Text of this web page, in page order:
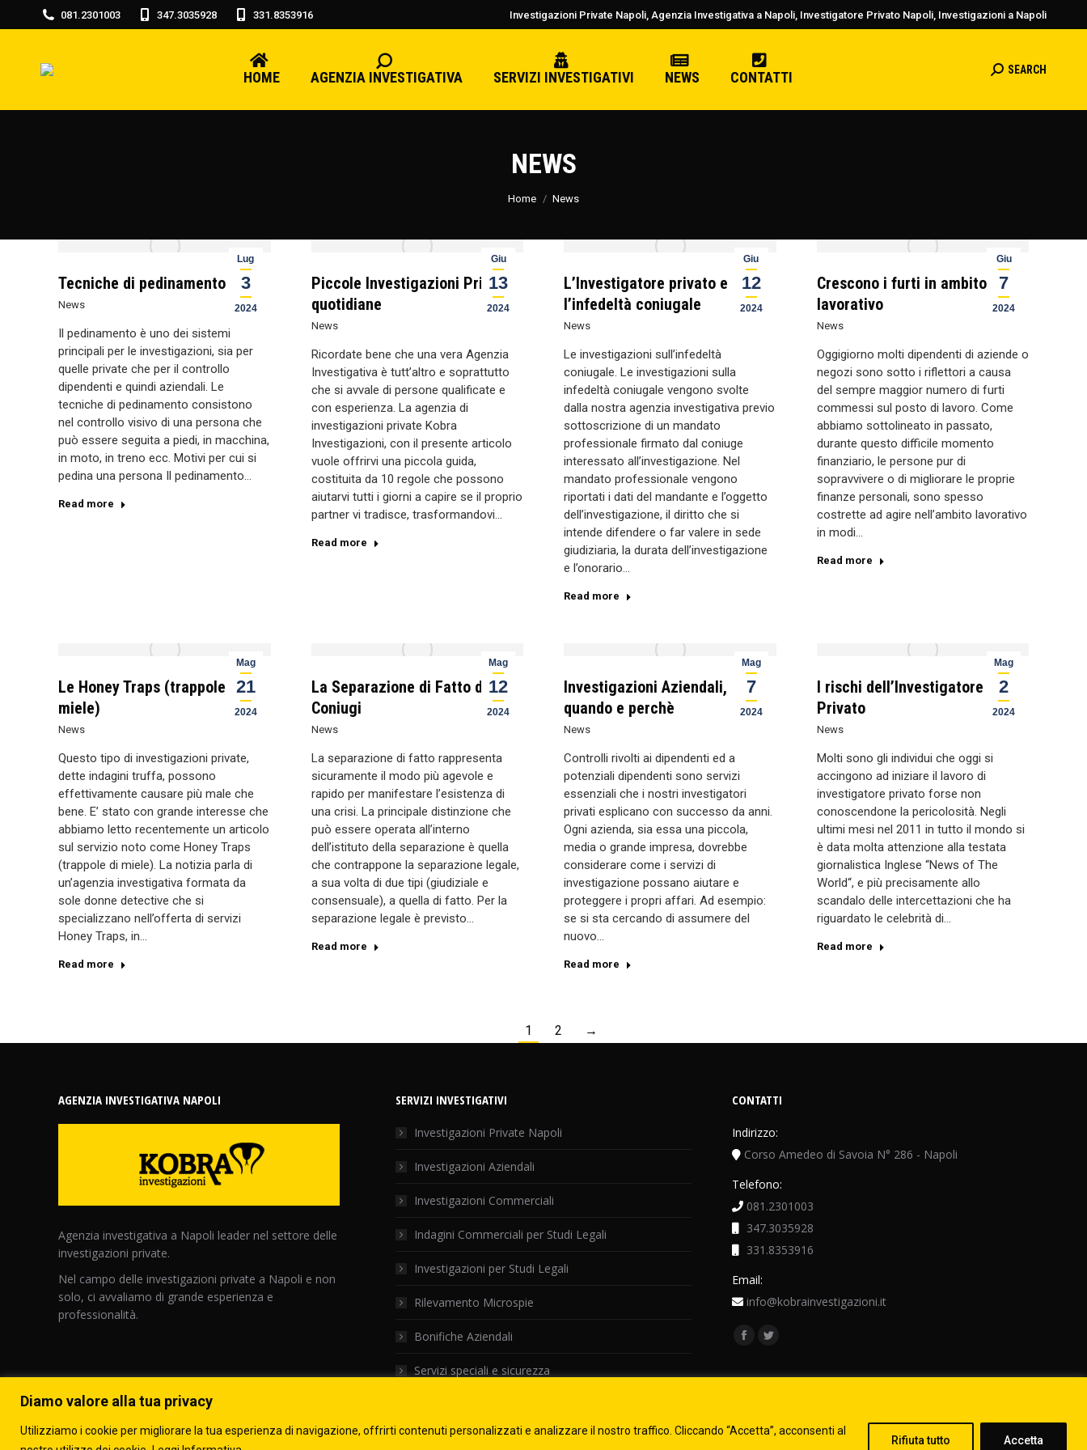
Diamo valore alla tua privacy
Utilizziamo i cookie per migliorare la tua esperienza di navigazione, offrirti contenuti personalizzati e analizzare il nostro traffico. Cliccando “Accetta”, acconsenti al
Rifiuta tutto Accetta
081.2301003 347.3035928 331.8353916 Investigazioni Private Napoli, Agenzia Investigativa a Napoli, Investigatore Privato Napoli, Investigazioni a Napoli
HOME AGENZIA INVESTIGATIVA SERVIZI INVESTIGATIVI NEWS CONTATTI Cerca:SEARCH
NEWS
Tu sei qui:
Home News
Lug
3
2024
Tecniche di pedinamento
News
Il pedinamento è uno dei sistemi
principali per le investigazioni, sia per
quelle private che per il controllo
dipendenti e quindi aziendali. Le
tecniche di pedinamento consistono
nel controllo visivo di una persona che
può essere seguita a piedi, in macchina,
in moto, in treno ecc. Motivi per cui si
pedina una persona Il pedinamento…
Read more
Giu
13
2024
Piccole Investigazioni Private
quotidiane
News
Ricordate bene che una vera Agenzia
Investigativa è tutt’altro e soprattutto
che si avvale di persone qualificate e
con esperienza. La agenzia di
investigazioni private Kobra
Investigazioni, con il presente articolo
vuole offrirvi una piccola guida,
costituita da 10 regole che possono
aiutarvi tutti i giorni a capire se il proprio
partner vi tradisce, trasformandovi…
Read more
Giu
12
2024
L’Investigatore privato e
l’infedeltà coniugale
News
Le investigazioni sull’infedeltà
coniugale. Le investigazioni sulla
infedeltà coniugale vengono svolte
dalla nostra agenzia investigativa previo
sottoscrizione di un mandato
professionale firmato dal coniuge
interessato all’investigazione. Nel
mandato professionale vengono
riportati i dati del mandante e l’oggetto
dell’investigazione, il diritto che si
intende difendere o far valere in sede
giudiziaria, la durata dell’investigazione
e l’onorario…
Read more
Giu
7
2024
Crescono i furti in ambito
lavorativo
News
Oggigiorno molti dipendenti di aziende o
negozi sono sotto i riflettori a causa
del sempre maggior numero di furti
commessi sul posto di lavoro. Come
abbiamo sottolineato in passato,
durante questo difficile momento
finanziario, le persone pur di
sopravvivere o di migliorare le proprie
finanze personali, sono spesso
costrette ad agire nell’ambito lavorativo
in modi…
Read more
Mag
21
2024
Le Honey Traps (trappole al
miele)
News
Questo tipo di investigazioni private,
dette indagini truffa, possono
effettivamente causare più male che
bene. E’ stato con grande interesse che
abbiamo letto recentemente un articolo
sul servizio noto come Honey Traps
(trappole di miele). La notizia parla di
un’agenzia investigativa formata da
sole donne detective che si
specializzano nell’offerta di servizi
Honey Traps, in…
Read more
Mag
12
2024
La Separazione di Fatto dei
Coniugi
News
La separazione di fatto rappresenta
sicuramente il modo più agevole e
rapido per manifestare l’esistenza di
una crisi. La principale distinzione che
può essere operata all’interno
dell’istituto della separazione è quella
che contrappone la separazione legale,
a sua volta di due tipi (giudiziale e
consensuale), a quella di fatto. Per la
separazione legale è previsto…
Read more
Mag
7
2024
Investigazioni Aziendali,
quando e perchè
News
Controlli rivolti ai dipendenti ed a
potenziali dipendenti sono servizi
essenziali che i nostri investigatori
privati esplicano con successo da anni.
Ogni azienda, sia essa una piccola,
media o grande impresa, dovrebbe
considerare come i servizi di
investigazione possano aiutare e
proteggere i propri affari. Ad esempio:
se si sta cercando di assumere del
nuovo…
Read more
Mag
2
2024
I rischi dell’Investigatore
Privato
News
Molti sono gli individui che oggi si
accingono ad iniziare il lavoro di
investigatore privato forse non
conoscendone la pericolosità. Negli
ultimi mesi nel 2011 in tutto il mondo si
è data molta attenzione alla testata
giornalistica Inglese “News of The
World“, e più precisamente allo
scandalo delle intercettazioni che ha
riguardato le celebrità di…
Read more
1 2 →
AGENZIA INVESTIGATIVA NAPOLI
Agenzia investigativa a Napoli leader nel settore delle
investigazioni private.
Nel campo delle investigazioni private a Napoli e non
solo, ci avvaliamo di grande esperienza e
professionalità.
SERVIZI INVESTIGATIVI
Investigazioni Private Napoli
Investigazioni Aziendali
Investigazioni Commerciali
Indagini Commerciali per Studi Legali
Investigazioni per Studi Legali
Rilevamento Microspie
Bonifiche Aziendali
Servizi speciali e sicurezza
CONTATTI
Indirizzo:
Corso Amedeo di Savoia N° 286 - Napoli
Telefono:
081.2301003
347.3035928
331.8353916
Email:
info@kobrainvestigazioni.it
Ci puoi trovare su:
Facebook
new
Twitter
new